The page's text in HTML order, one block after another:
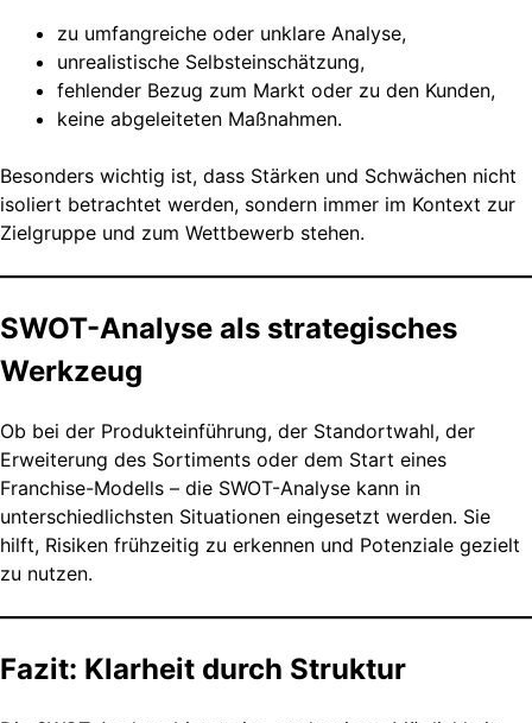
zu umfangreiche oder unklare Analyse,
unrealistische Selbsteinschätzung,
fehlender Bezug zum Markt oder zu den Kunden,
keine abgeleiteten Maßnahmen.
Besonders wichtig ist, dass Stärken und Schwächen nicht
isoliert betrachtet werden, sondern immer im Kontext zur
Zielgruppe und zum Wettbewerb stehen.
SWOT-Analyse als strategisches
Werkzeug
Ob bei der Produkteinführung, der Standortwahl, der
Erweiterung des Sortiments oder dem Start eines
Franchise-Modells – die SWOT-Analyse kann in
unterschiedlichsten Situationen eingesetzt werden. Sie
hilft, Risiken frühzeitig zu erkennen und Potenziale gezielt
zu nutzen.
Fazit: Klarheit durch Struktur